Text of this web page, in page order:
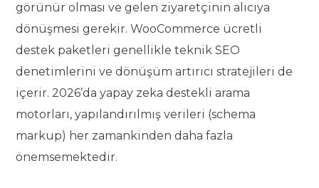
görünür olması ve gelen ziyaretçinin alıcıya
dönüşmesi gerekir. WooCommerce ücretli
destek paketleri genellikle teknik SEO
denetimlerini ve dönüşüm artırıcı stratejileri de
içerir. 2026’da yapay zeka destekli arama
motorları, yapılandırılmış verileri (schema
markup) her zamankinden daha fazla
önemsemektedir.